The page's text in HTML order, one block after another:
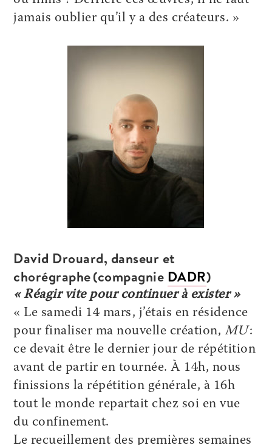
jamais oublier qu’il y a des créateurs. »
David Drouard, danseur et
chorégraphe (compagnie DADR)
« Réagir vite pour continuer à exister »
« Le samedi 14 mars, j’étais en résidence
pour finaliser ma nouvelle création, MU:
ce devait être le dernier jour de répétition
avant de partir en tournée. À 14h, nous
finissions la répétition générale, à 16h
tout le monde repartait chez soi en vue
du confinement.
Le recueillement des premières semaines